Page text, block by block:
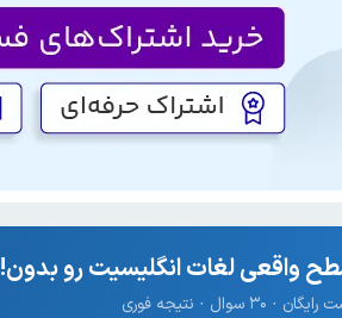
واقعی لغات انگلیسیت رو بدون!
· ۳۰ سوال · نتیجه فوری